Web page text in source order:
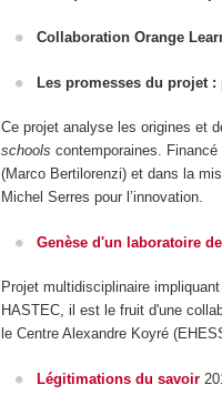
Collaboration Orange
Les promesses du projet
Ce projet analyse les origines et
schools contemporaines.
(Marco Bertilorenzi) et dans la
Michel Serres pour l’innovation.
Genèse d'un laboratoire
Projet multidisciplinaire
HASTEC, il est le fruit d'une
le Centre Alexandre Koyré
Légitimations du savoir